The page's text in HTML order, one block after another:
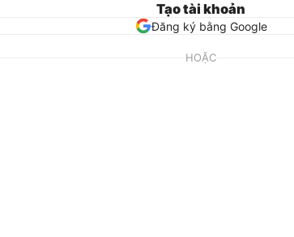
Tạo tài khoản
Đăng ký bằng Google
HOẶC